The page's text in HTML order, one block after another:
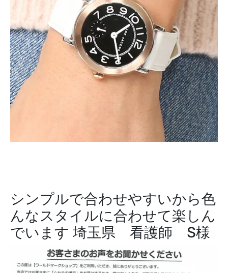
シンプルで合わせやすいから色
んなスタイルに合わせて楽しん
でいます 埼玉県 看護師 S様